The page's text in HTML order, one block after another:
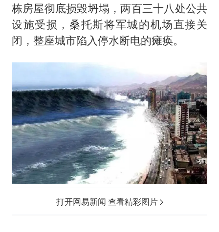
栋房屋彻底损毁坍塌，两百三十八处公共
设施受损，桑托斯将军城的机场直接关
闭，整座城市陷入停水断电的瘫痪。
打开网易新闻 查看精彩图片